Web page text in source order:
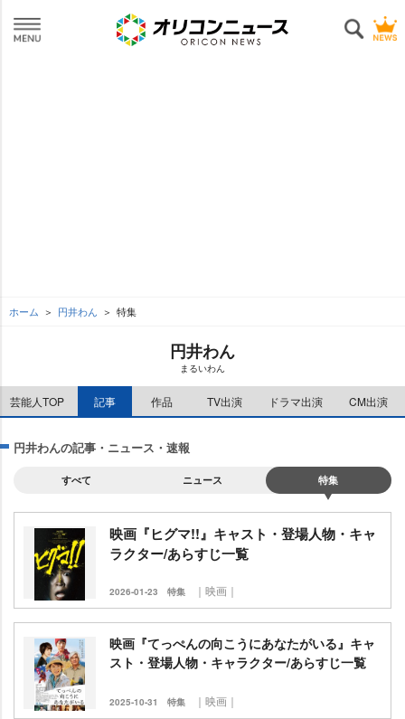
ホーム 円井わん 特集
円井わん
まるいわん
芸能人TOP 記事 作品 TV出演 ドラマ出演 CM出演
円井わんの記事・ニュース・速報
すべて ニュース 特集
映画『ヒグマ!!』キャスト・登場人物・キャ
ラクター/あらすじ一覧
2026-01-23 特集 ｜映画｜
映画『てっぺんの向こうにあなたがいる』キャ
スト・登場人物・キャラクター/あらすじ一覧
2025-10-31 特集 ｜映画｜